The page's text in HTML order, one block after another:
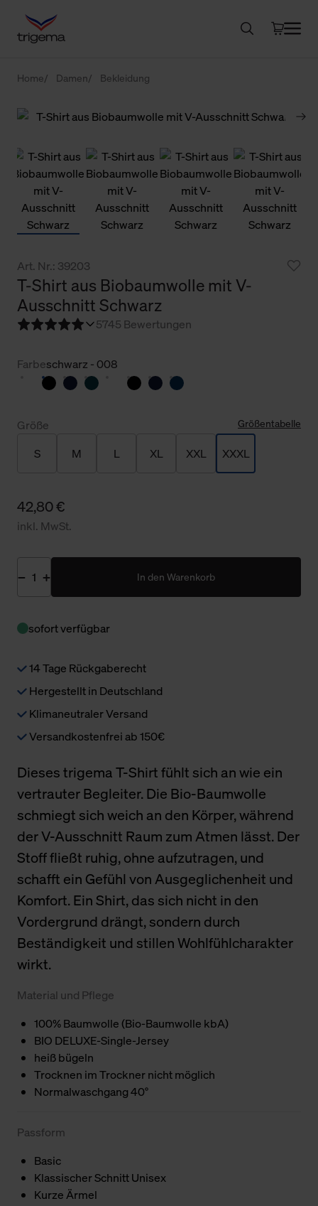
Home Damen Bekleidung
Art. Nr.: 39203
T-Shirt aus Biobaumwolle mit V-
Ausschnitt Schwarz
5745 Bewertungen
Farbeschwarz - 008
Größe Größentabelle
S M L XL XXL XXXL
42,80 €
inkl. MwSt.
In den Warenkorb
sofort verfügbar
14 Tage Rückgaberecht
Hergestellt in Deutschland
Klimaneutraler Versand
Versandkostenfrei ab 150€
Dieses trigema T-Shirt fühlt sich an wie ein
vertrauter Begleiter. Die Bio-Baumwolle
schmiegt sich weich an den Körper, während
der V-Ausschnitt Raum zum Atmen lässt. Der
Stoff fließt ruhig, ohne aufzutragen, und
schafft ein Gefühl von Ausgeglichenheit und
Komfort. Ein Shirt, das sich nicht in den
Vordergrund drängt, sondern durch
Beständigkeit und stillen Wohlfühlcharakter
wirkt.
Material und Pflege
100% Baumwolle (Bio-Baumwolle kbA)
BIO DELUXE-Single-Jersey
heiß bügeln
Trocknen im Trockner nicht möglich
Normalwaschgang 40°
Passform
Basic
Klassischer Schnitt Unisex
Kurze Ärmel